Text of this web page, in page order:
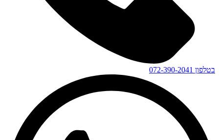
בטלפון 072-390-2041